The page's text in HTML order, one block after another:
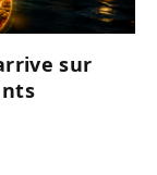
sur